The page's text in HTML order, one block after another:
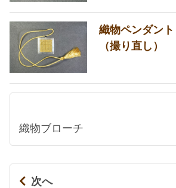
織物ペンダン
（撮り直し）
織物ブローチ
次へ